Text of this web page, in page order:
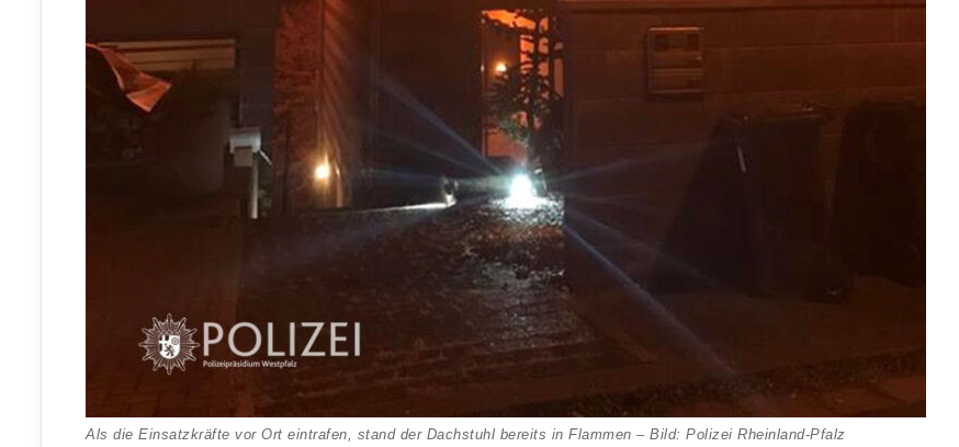
Als die Einsatzkräfte vor Ort eintrafen, stand der Dachstuhl bereits in Flammen – Bild: Polizei Rheinland-Pfalz